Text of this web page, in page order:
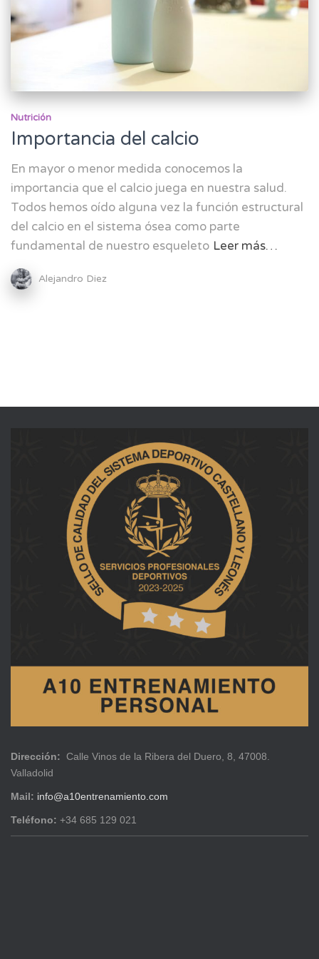
Nutrición
Importancia del calcio
En mayor o menor medida conocemos la
importancia que el calcio juega en nuestra salud.
Todos hemos oído alguna vez la función estructural
del calcio en el sistema ósea como parte
fundamental de nuestro esqueleto Leer más…
Alejandro Diez
Dirección: Calle Vinos de la Ribera del Duero, 8, 47008.
Valladolid
Mail: info@a10entrenamiento.com
Teléfono: +34 685 129 021